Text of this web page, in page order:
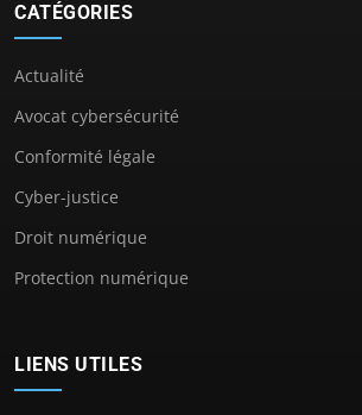
CATÉGORIES
Actualité
Avocat cybersécurité
Conformité légale
Cyber-justice
Droit numérique
Protection numérique
LIENS UTILES